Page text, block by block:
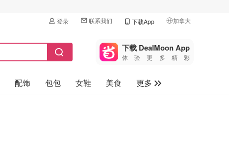
登录 联系我们 下载App 加拿大
🇺🇸
美国
🇨🇳中国
🇨🇦加拿大
下载 DealMoon App
体验更多精彩
配饰 包包 女鞋 美食
更多